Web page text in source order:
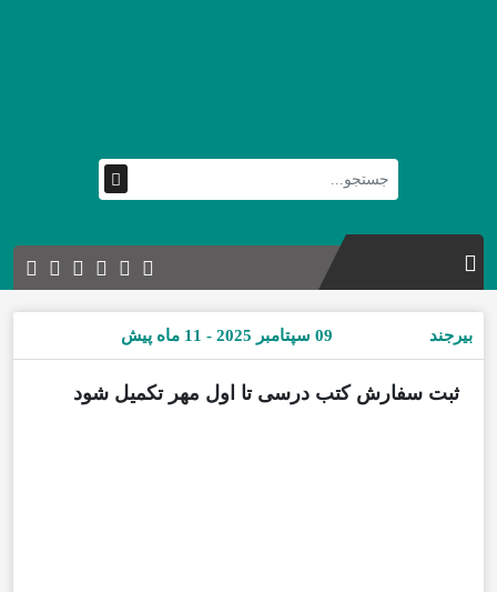
بیرجند 09 سپتامبر 2025 - 11 ماه پیش
ثبت سفارش کتب درسی تا اول مهر تکمیل شود